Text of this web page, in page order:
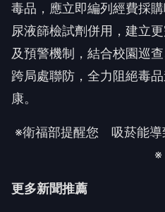
毒品，應立即編列經費採
尿液篩檢試劑併用，建立
及預警機制，結合校園巡
跨局處聯防，全力阻絕毒
康。
※衛福部提醒您 吸菸能導
※
更多新聞推薦